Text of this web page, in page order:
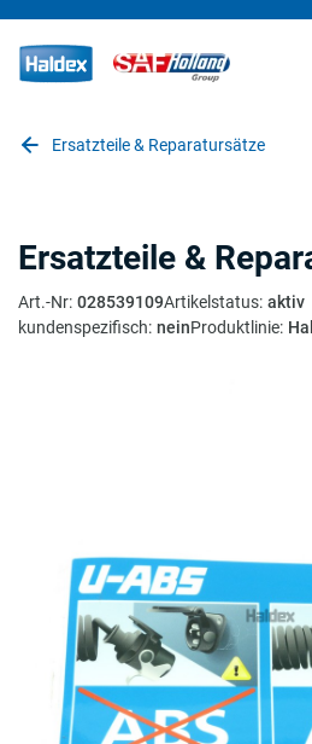
Ersatzteile & Reparatursätze
Ersatzteile &
Art.-Nr: 028539109Artikelstatus: aktiv
kundenspezifisch: neinProduktlinie: